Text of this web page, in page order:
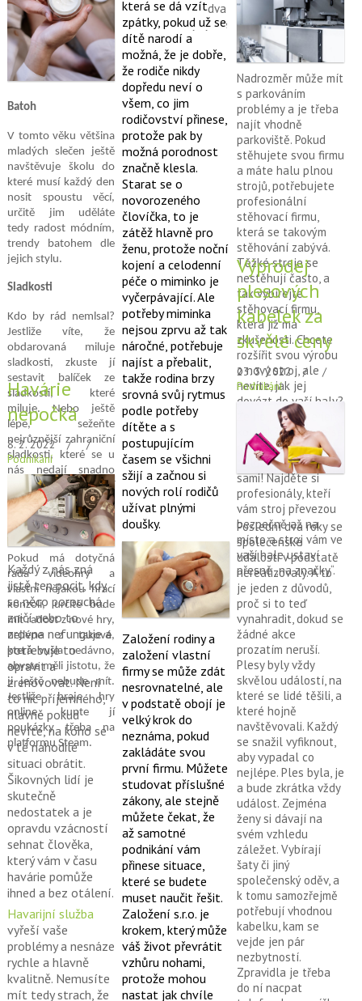
vyhodíte oknem dva
tisíce Kč, což je jistě
zbytečné, že?
Batoh
V tomto věku většina
mladých slečen ještě
navštěvuje školu do
které musí každý den
nosit spoustu věcí,
určitě jim uděláte
tedy radost módním,
trendy batohem dle
jejich stylu.
Sladkosti
Kdo by rád nemlsal?
Jestliže víte, že
obdarovaná miluje
sladkosti, zkuste jí
sestavit balíček ze
sladkostí, které
miluje. Nebo ještě
lépe, sežeňte
nejrůznější zahraniční
sladkosti, které se u
nás nedají snadno
koupit a udělejte jí
ten nejsladší balíček.
Videohry
Pokud má dotyčná
ráda videohry a
vlastní nějakou hrací
konzoli, určitě bude
mít radost z nové hry,
nejlépe z takové,
která vyšla nedávno,
abyste měli jistotu, že
ji ještě nebude mít.
Jestliže hraje hry
online, kupte jí
poukázky třeba na
platformu Steam.
Nadrozměr může mít
s parkováním
problémy a je třeba
najít vhodně
parkoviště. Pokud
stěhujete svou firmu
a máte halu plnou
strojů, potřebujete
profesionální
stěhovací firmu,
která se takovým
stěhování zabývá.
Těžké stroje se
nestěhují často, a
tak vybírejte
stěhovací firmu,
která již má
zkušenosti.Chcete
rozšířit svou výrobu
o nový stroj, ale
nevíte, jak jej
dovézt do vaší haly?
Že ho povezete jen
kousek? No přece se
nebudete pokoušet
naložit ho a převézt
sami! Najděte si
profesionály, kteří
vám stroj převezou
bezpečně až na
místo a stroj vám ve
vaší hale ustaví
přesně „na značky“.
která se dá vzít
zpátky, pokud už se
dítě narodí a
možná, že je dobře,
že rodiče nikdy
dopředu neví o
všem, co jim
rodičovství přinese,
protože pak by
možná porodnost
značně klesla.
Starat se o
novorozeného
človíčka, to je
zátěž hlavně pro
ženu, protože noční
kojení a celodenní
péče o miminko je
vyčerpávající. Ale
potřeby miminka
nejsou zprvu až tak
náročné, potřebuje
najíst a přebalit,
takže rodina brzy
srovná svůj rytmus
podle potřeby
dítěte a s
postupujícím
časem se všichni
sžijí a začnou si
nových rolí rodičů
užívat plnými
doušky.
Založení rodiny a
založení vlastní
firmy se může zdát
nesrovnatelné, ale
v podstatě obojí je
velký krok do
neznáma, pokud
zakládáte svou
první firmu. Můžete
studovat příslušné
zákony, ale stejně
můžete čekat, že
až samotné
podnikání vám
přinese situace,
které se budete
muset naučit řešit.
Založení s.r.o. je
krokem, který může
váš život převrátit
vzhůru nohami,
protože mohou
nastat jak chvíle
Výprodej
plesových
kabelek za
skvělé ceny
23. 3. 2022
Podnikání
Poslední dva roky se
společenské
události v podstatě
nerealizovaly. A to
je jeden z důvodů,
proč si to teď
vynahradit, dokud se
žádné akce
prozatím neruší.
Plesy byly vždy
skvělou událostí, na
které se lidé těšili, a
které hojně
navštěvovali. Každý
se snažil vyfiknout,
aby vypadal co
nejlépe. Ples byla, je
a bude zkrátka vždy
událost. Zejména
ženy si dávají na
svém vzhledu
záležet. Vybírají
šaty či jiný
společenský oděv, a
k tomu samozřejmě
potřebují vhodnou
kabelku, kam se
vejde jen pár
nezbytností.
Zpravidla je třeba
do ní nacpat
Havárie
nepočká
8. 2. 2022
Podnikání
Každý z nás zná
jistě ten pocit, kdy
se něco porouchá,
zničí nebo to
zrovna nefunguje a
potřebuje to
opravit a
zrenovovat. Není
to nic příjemného,
hlavně pokud
nevíte, na koho se
v té nahodilé
situaci obrátit.
Šikovných lidí je
skutečně
nedostatek a je
opravdu vzácností
sehnat člověka,
který vám v času
havárie pomůže
ihned a bez otálení.
Havarijní služba
vyřeší vaše
problémy a nesnáze
rychle a hlavně
kvalitně. Nemusíte
mít tedy strach, že